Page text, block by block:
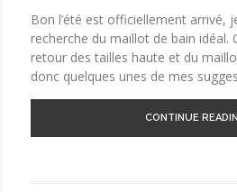
Bon l’été est officiellement arrivé,
recherche du maillot de bain idéal.
retour des tailles haute et du
donc quelques unes de mes
CONTINUE